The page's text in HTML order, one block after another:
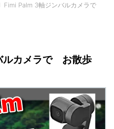
Fimi Palm 3軸ジンバルカメラで
ルカメラで お散歩